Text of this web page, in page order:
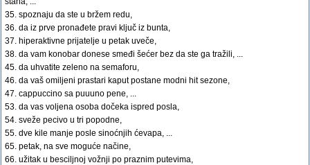
35. spoznaju da ste u bržem redu,
36. da iz prve pronađete pravi ključ iz bunta,
37. hiperaktivne prijatelje u petak uveče,
38. da vam konobar donese smeđi šećer bez da ste ga tražili, ...
45. da uhvatite zeleno na semaforu,
46. da vaš omiljeni prastari kaput postane modni hit sezone,
47. cappuccino sa puuuno pene, ...
53. da vas voljena osoba dočeka ispred posla,
54. sveže pecivo u tri popodne,
55. dve kile manje posle sinoćnjih ćevapa, ...
65. petak, na sve moguće načine,
66. užitak u besciljnoj vožnji po praznim putevima,